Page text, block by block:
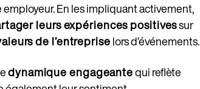
En les impliquant activement,
leurs expériences positivessur
de l’entrepriselors d’événements.
dynamique engageantequi reflète